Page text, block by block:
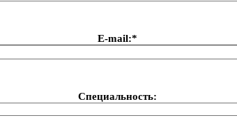
Е-mail:*
Специальность: